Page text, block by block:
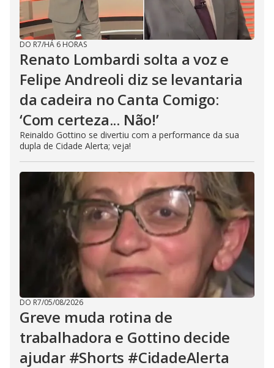
DO R7/HÁ 6 HORAS
Renato Lombardi solta a voz e
Felipe Andreoli diz se levantaria
da cadeira no Canta Comigo:
‘Com certeza... Não!’
Reinaldo Gottino se divertiu com a performance da sua
dupla de Cidade Alerta; veja!
DO R7/05/08/2026
Greve muda rotina de
trabalhadora e Gottino decide
ajudar #Shorts #CidadeAlerta